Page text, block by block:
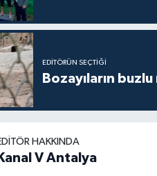
EDITÖRÜN SEÇTIĞI
Bozayıların
HAKKINDA
Kanal V Antalya